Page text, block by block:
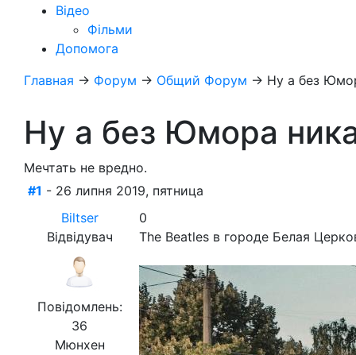
Відео
Фільми
Допомога
Главная → Форум → Общий Форум → Ну а без
Ну а без Юмора
Мечтать не вредно.
#1 - 26 липня 2019, пятница
Biltser
Відвідувач
Повідомлень:
36
Мюнхен
0
The Beatles в городе Белая